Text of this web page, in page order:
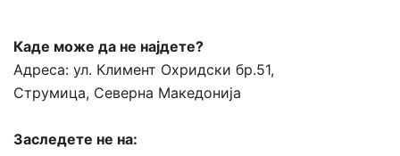
Каде може да не најдете?
Адреса: ул. Климент Охридски бр.51,
Струмица, Северна Македонија
Заследете не на: